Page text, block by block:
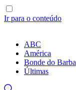
Ir para o conteúdo
ABC
América
Bonde do Barba
Últimas